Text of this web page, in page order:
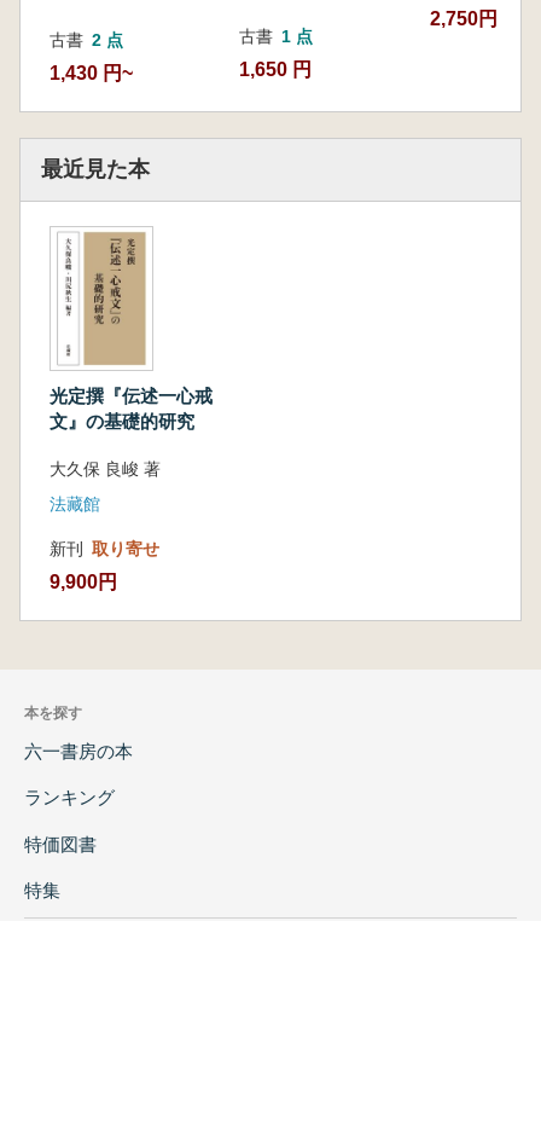
古書 2 点
1,430 円~
古書 1 点
1,650 円
2,750円
最近見た本
光定撰『伝述一心戒
文』の基礎的研究
大久保 良峻 著
法藏館
新刊 取り寄せ
9,900円
本を探す
六一書房の本
ランキング
特価図書
特集